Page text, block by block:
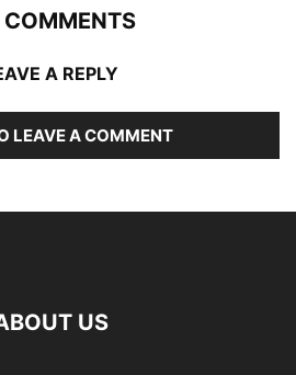
COMMENTS
A REPLY
LEAVE A COMMENT
US